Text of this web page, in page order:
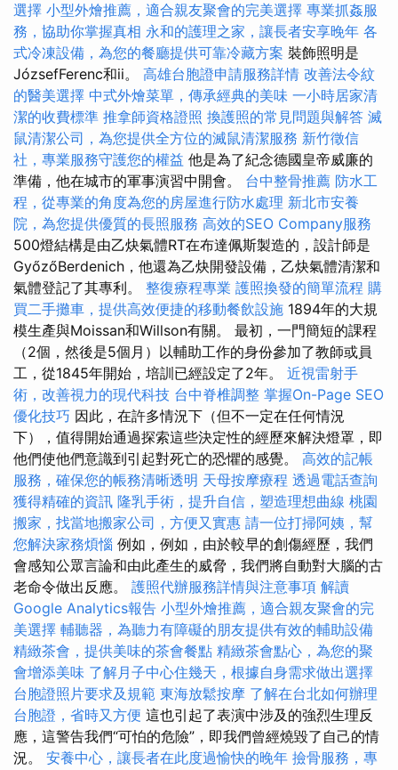
選擇 小型外燴推薦，適合親友聚會的完美選擇 專業抓姦服
務，協助你掌握真相 永和的護理之家，讓長者安享晚年 各
式冷凍設備，為您的餐廳提供可靠冷藏方案 裝飾照明是
JózsefFerenc和ii。 高雄台胞證申請服務詳情 改善法令紋
的醫美選擇 中式外燴菜單，傳承經典的美味 一小時居家清
潔的收費標準 推拿師資格證照 換護照的常見問題與解答 滅
鼠清潔公司，為您提供全方位的滅鼠清潔服務 新竹徵信
社，專業服務守護您的權益 他是為了紀念德國皇帝威廉的
準備，他在城市的軍事演習中開會。 台中整骨推薦 防水工
程，從專業的角度為您的房屋進行防水處理 新北市安養
院，為您提供優質的長照服務 高效的SEO Company服務
500燈結構是由乙炔氣體RT在布達佩斯製造的，設計師是
GyőzőBerdenich，他還為乙炔開發設備，乙炔氣體清潔和
氣體登記了其專利。 整復療程專業 護照換發的簡單流程 購
買二手攤車，提供高效便捷的移動餐飲設施 1894年的大規
模生產與Moissan和Willson有關。 最初，一門簡短的課程
（2個，然後是5個月）以輔助工作的身份參加了教師或員
工，從1845年開始，培訓已經設定了2年。 近視雷射手
術，改善視力的現代科技 台中脊椎調整 掌握On-Page SEO
優化技巧 因此，在許多情況下（但不一定在任何情況
下），值得開始通過探索這些決定性的經歷來解決燈罩，即
他們使他們意識到引起對死亡的恐懼的感覺。 高效的記帳
服務，確保您的帳務清晰透明 天母按摩療程 透過電話查詢
獲得精確的資訊 隆乳手術，提升自信，塑造理想曲線 桃園
搬家，找當地搬家公司，方便又實惠 請一位打掃阿姨，幫
您解決家務煩惱 例如，例如，由於較早的創傷經歷，我們
會感知公眾言論和由此產生的威脅，我們將自動對大腦的古
老命令做出反應。 護照代辦服務詳情與注意事項 解讀
Google Analytics報告 小型外燴推薦，適合親友聚會的完
美選擇 輔聽器，為聽力有障礙的朋友提供有效的輔助設備
精緻茶會，提供美味的茶會餐點 精緻茶會點心，為您的聚
會增添美味 了解月子中心住幾天，根據自身需求做出選擇
台胞證照片要求及規範 東海放鬆按摩 了解在台北如何辦理
台胞證，省時又方便 這也引起了表演中涉及的強烈生理反
應，這警告我們“可怕的危險”，即我們曾經燒毀了自己的情
況。 安養中心，讓長者在此度過愉快的晚年 撿骨服務，專